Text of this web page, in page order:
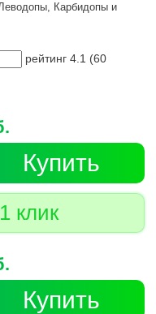
Карбидопы и
рейтинг 4.1 (60
Купить
клик
Купить